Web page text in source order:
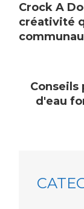
Crock A
créativité
Conseils
d'eau